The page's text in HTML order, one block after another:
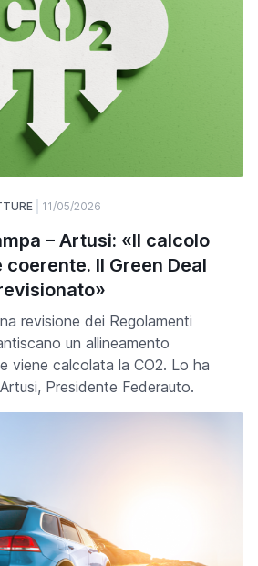
11/05/2026
– Artusi: «Il calcolo
coerente. Il Green Deal
revisione dei Regolamenti
un allineamento
viene calcolata la CO2. Lo ha
Presidente Federauto.